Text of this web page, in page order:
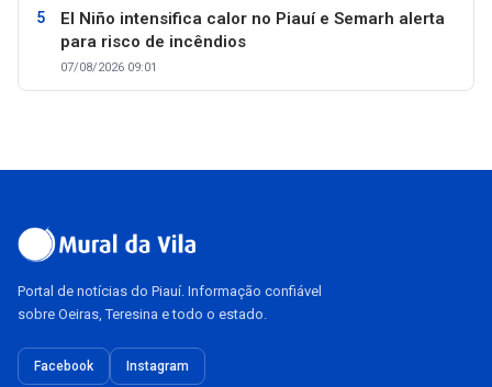
El Niño intensifica calor no Piauí e Semarh alerta
para risco de incêndios
07/08/2026 09:01
Portal de notícias do Piauí. Informação confiável
sobre Oeiras, Teresina e todo o estado.
Facebook Instagram